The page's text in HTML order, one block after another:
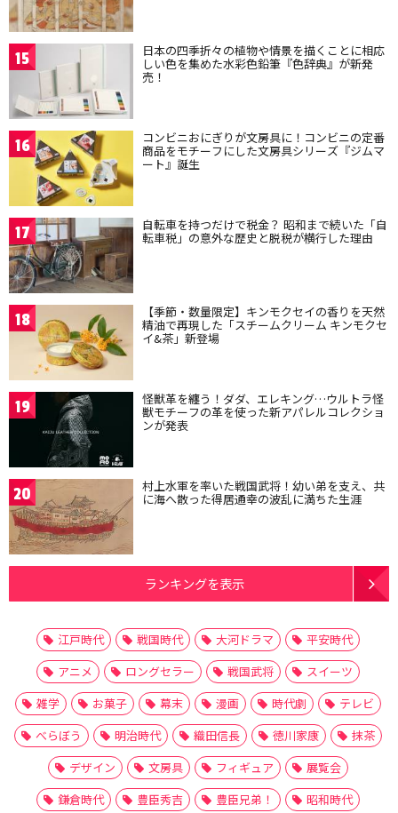
15 日本の四季折々の植物や情景を描くことに相応
しい色を集めた水彩色鉛筆『色辞典』が新発
売！
16 コンビニおにぎりが文房具に！コンビニの定番
商品をモチーフにした文房具シリーズ『ジムマ
ート』誕生
17 自転車を持つだけで税金？ 昭和まで続いた「自
転車税」の意外な歴史と脱税が横行した理由
18 【季節・数量限定】キンモクセイの香りを天然
精油で再現した「スチームクリーム キンモクセ
イ&茶」新登場
19 怪獣革を纏う！ダダ、エレキング…ウルトラ怪
獣モチーフの革を使った新アパレルコレクショ
ンが発表
20 村上水軍を率いた戦国武将！幼い弟を支え、共
に海へ散った得居通幸の波乱に満ちた生涯
ランキングを表示
江戸時代 戦国時代 大河ドラマ
平安時代
アニメ
ロングセラー 戦国武将
スイーツ
雑学
お菓子 幕末 漫画 時代劇
テレビ
べらぼう
明治時代 織田信長 徳川家康
抹茶
デザイン
文房具 フィギュア
展覧会
鎌倉時代
豊臣秀吉 豊臣兄弟！
昭和時代